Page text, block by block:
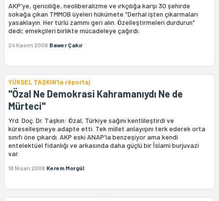
AKP'ye, gericiliğe, neoliberalizme ve ırkçılığa karşı 30 şehirde
sokağa çıkan TMMOB üyeleri hükümete "Derhal işten çıkarmaları
yasaklayın. Her türlü zammı geri alın. Özelleştirmeleri durdurun"
dedi; emekçileri birlikte mücadeleye çağırdı.
24 Kasım 2008 Bawer Çakır
YÜKSEL TAŞKIN'la röportaj
"Özal Ne Demokrasi Kahramanıydı Ne de
Mürteci"
Yrd. Doç. Dr. Taşkın: Özal, Türkiye sağını kentlileştirdi ve
küreselleşmeye adapte etti. Tek millet anlayışını terk ederek orta
sınıfı öne çıkardı. AKP eski ANAP'la benzeşiyor ama kendi
entelektüel fidanlığı ve arkasında daha güçlü bir İslami burjuvazi
var.
18 Nisan 2008 Kerem Morgül